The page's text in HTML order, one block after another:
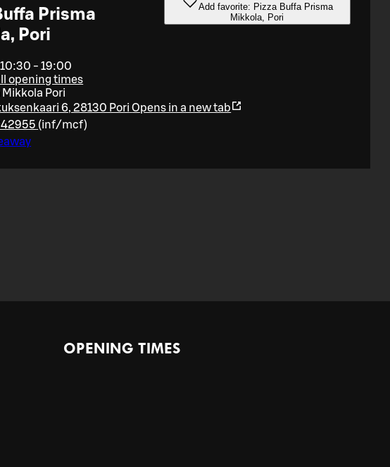
Prisma
Pori
Add favorite: Pizza Buffa Prisma
Mikkola, Pori
- 19:00
opening times
Mikkola Pori
6, 28130 Pori Opens in a new tab
(inf/mcf)
OPENING TIMES